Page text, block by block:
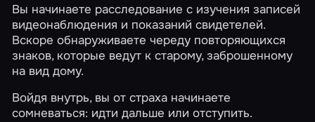
Вы начинаете расследование с изучения записей
видеонаблюдения и показаний свидетелей.
Вскоре обнаруживаете череду повторяющихся
знаков, которые ведут к старому, заброшенному
на вид дому.
Войдя внутрь, вы от страха начинаете
сомневаться: идти дальше или отступить.